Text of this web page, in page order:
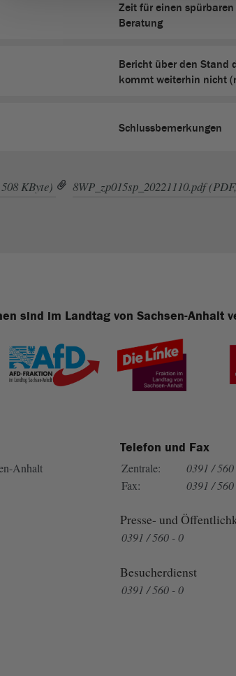
Zeit für einen
Beratung
Bericht über den Stand
kommt weiterhin nicht
Schlussbemerkungen
KByte) 8WP_zp015sp_20221110.pdf
sind im Landtag von Sachsen-Anhalt
Anhalt
Telefon und Fax
Zentrale:
0391 /
Fax:
0391 /
Presse- und
0391 / 560 - 0
Besucherdienst
0391 / 560 - 0